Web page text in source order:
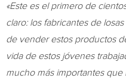
«Este es el primero de
claro: los fabricantes de
de vender estos productos
vida de estos jóvenes
mucho más importantes